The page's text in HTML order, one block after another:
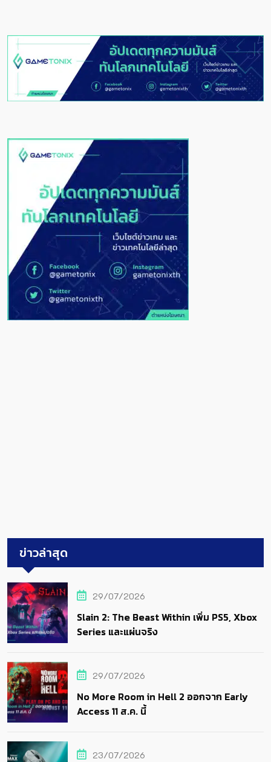
ข่าวล่าสุด
29/07/2026
Slain 2: The Beast Within เพิ่ม PS5, Xbox
Series และแผ่นจริง
29/07/2026
No More Room in Hell 2 ออกจาก Early
Access 11 ส.ค. นี้
23/07/2026